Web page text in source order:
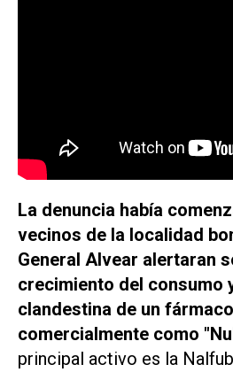
La denuncia había
vecinos de la localidad
General Alvear alertaran
crecimiento del consumo
clandestina de un
comercialmente como
principal activo es la